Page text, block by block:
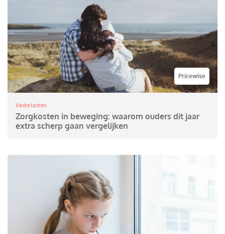
Pricewise
Vaste lasten
Zorgkosten in beweging: waarom ouders dit jaar
extra scherp gaan vergelijken